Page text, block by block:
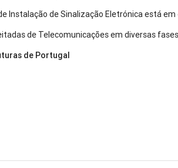
Instalação de Sinalização Eletrónica está em
de Telecomunicações em diversas
de Portugal